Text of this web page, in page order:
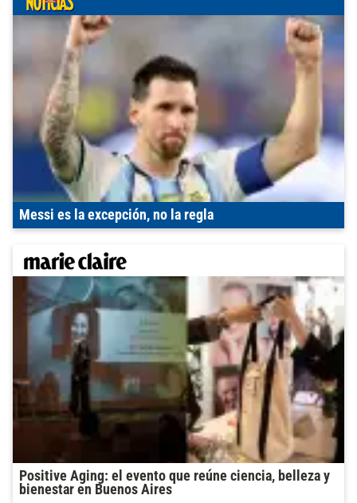
Messi es la excepción, no la regla
Positive Aging: el evento que reúne ciencia, belleza y
bienestar en Buenos Aires